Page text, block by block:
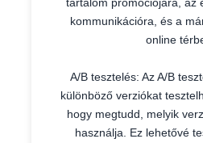
kommunikációra, és a
online
A/B tesztelés: Az A/B
különböző verziókat
hogy megtudd, melyik
használja. Ez lehetővé